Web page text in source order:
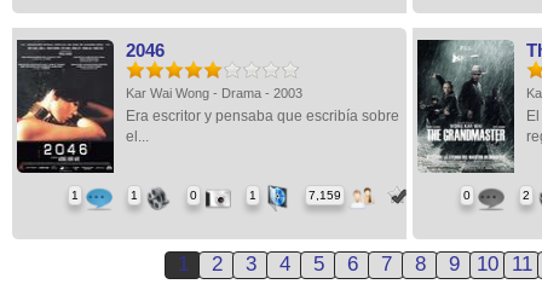
2046
Kar Wai Wong - Drama - 2003
Era escritor y pensaba que escribía sobre
el...
1 1 0 1 7,159 0 2
1 2 3 4 5 6 7 8 9 10 11